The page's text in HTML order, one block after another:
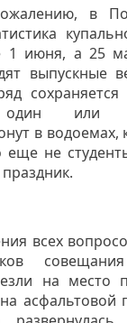
в
1 июня, а 25
выпускные
сохраняется
один или
в водоемах,
не
всех
на место
асфальтовой